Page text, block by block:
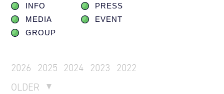
INFO
PRESS
MEDIA
EVENT
GROUP
2026 2025 2024 2023
2022
OLDER